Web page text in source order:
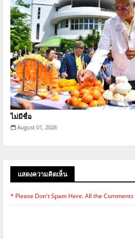
ไม่มีชื่อ
August 01, 2026
แสดงความคิดเห็น
* Please Don't Spam Here. All the